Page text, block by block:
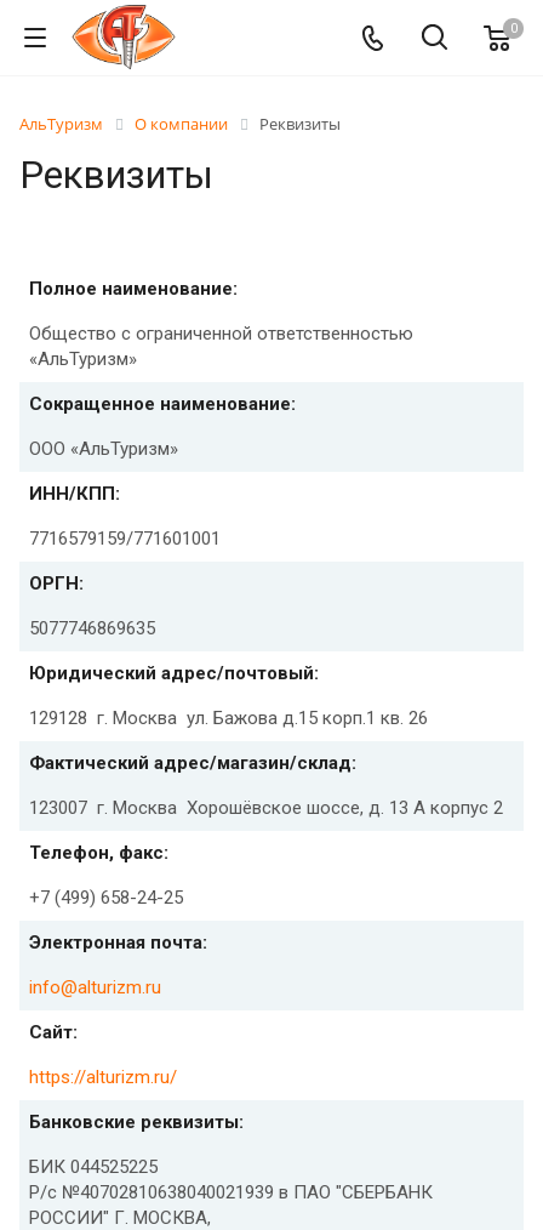
0
АльТуризм О компании Реквизиты
Реквизиты
Полное наименование:
Общество с ограниченной ответственностью
«АльТуризм»
Сокращенное наименование:
ООО «АльТуризм»
ИНН/КПП:
7716579159/771601001
ОРГН:
5077746869635
Юридический адрес/почтовый:
129128 г. Москва ул. Бажова д.15 корп.1 кв. 26
Фактический адрес/магазин/склад:
123007 г. Москва Хорошёвское шоссе, д. 13 А корпус 2
Телефон, факс:
+7 (499) 658-24-25
Электронная почта:
info@alturizm.ru
Сайт:
https://alturizm.ru/
Банковские реквизиты:
БИК 044525225
Р/с №40702810638040021939 в ПАО "СБЕРБАНК
РОССИИ" Г. МОСКВА,